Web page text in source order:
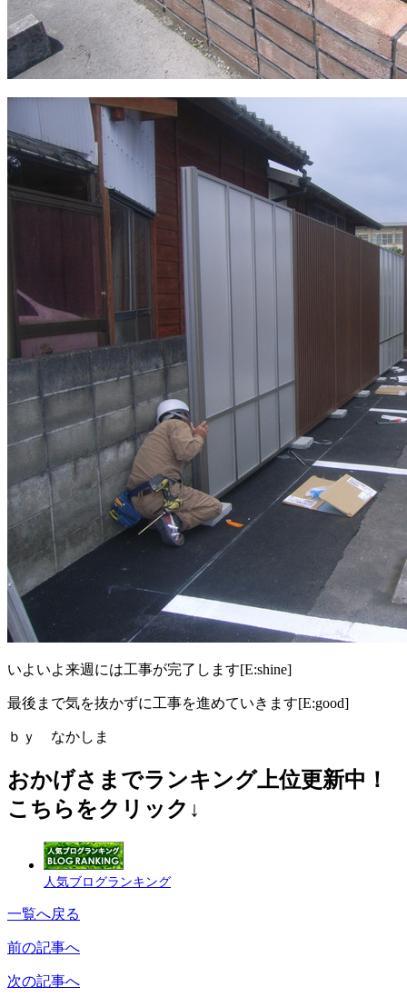
いよいよ来週には工事が完了します[E:shine]
最後まで気を抜かずに工事を進めていきます[E:good]
ｂｙ なかしま
おかげさまでランキング上位更新中！
こちらをクリック↓
人気ブログランキング
一覧へ戻る
前の記事へ
次の記事へ